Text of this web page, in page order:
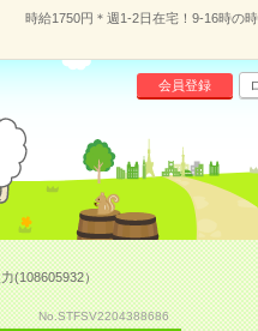
時給1750円＊週1-2日在宅！9-16時の
会員登録
(108605932）
No.STFSV2204388686